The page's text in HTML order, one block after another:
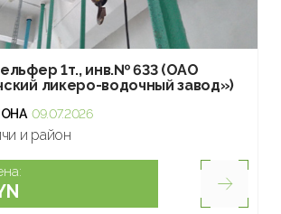
1т., инв.№ 633 (ОАО
ликеро-водочный завод»)
09.07.2026
и район